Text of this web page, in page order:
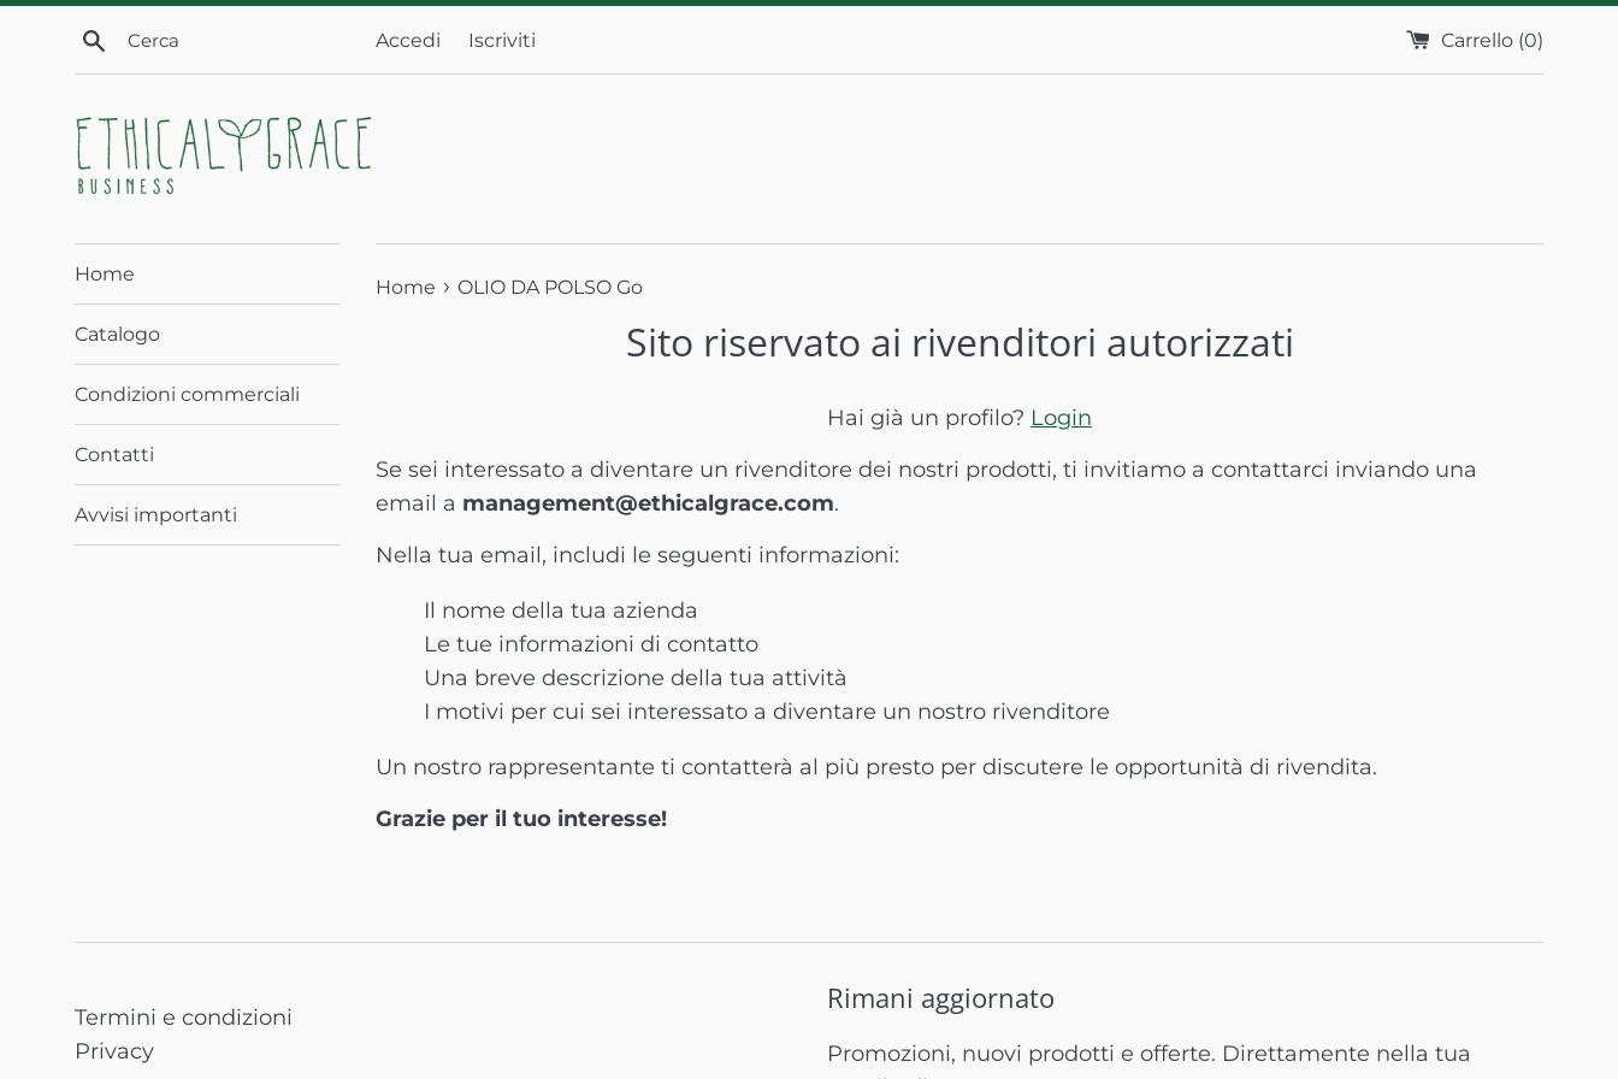
direttamente
contenuti
Cerca Accedi Iscriviti Carrello (0)
Home
Catalogo
Condizioni commerciali
Contatti
Avvisi importanti
Home › OLIO DA POLSO Go
Sito riservato ai rivenditori autorizzati
Hai già un profilo? Login
Se sei interessato a diventare un rivenditore dei nostri prodotti, ti invitiamo a contattarci inviando una
email a management@ethicalgrace.com.
Nella tua email, includi le seguenti informazioni:
Il nome della tua azienda
Le tue informazioni di contatto
Una breve descrizione della tua attività
I motivi per cui sei interessato a diventare un nostro rivenditore
Un nostro rappresentante ti contatterà al più presto per discutere le opportunità di rivendita.
Grazie per il tuo interesse!
Termini e condizioni
Privacy
Rimani aggiornato
Promozioni, nuovi prodotti e offerte. Direttamente nella tua